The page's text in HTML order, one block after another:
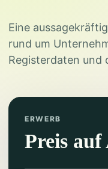
Eine
rund um
Registerdaten und
ERWERB
Preis